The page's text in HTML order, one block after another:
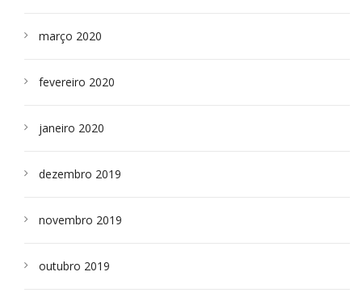
março 2020
fevereiro 2020
janeiro 2020
dezembro 2019
novembro 2019
outubro 2019